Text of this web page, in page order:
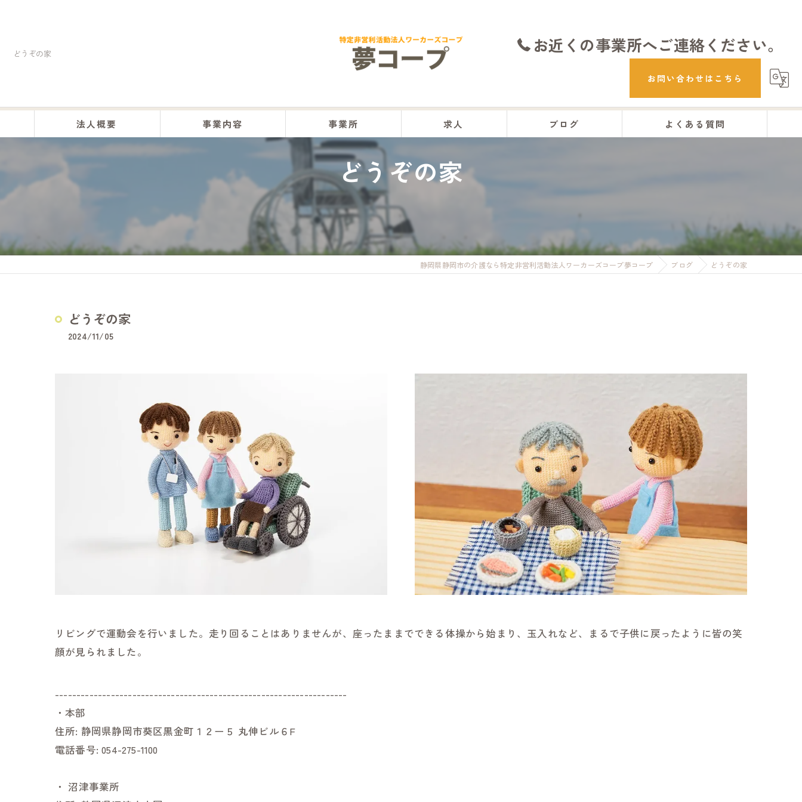
どうぞの家 お近くの事業所へご連絡ください。
お問い合わせはこちら
法人概要 事業内容
訪問介護事業
居宅介護事業
デイサービス
どうぞの家
事業所
本部
沼津事業所
富士事業所
富士宮事業所
清水事業所
求人 ブログ よくある質問
どうぞの家
静岡県静岡市の介護なら特定非営利活動法人ワーカーズコープ夢コープ ブログ どうぞの家
どうぞの家
2024/11/05
リビングで運動会を行いました。走り回ることはありませんが、座ったままでできる体操から始まり、玉入れなど、まるで子供に戻ったように皆の笑
顔が見られました。
--------------------------------------------------------------------
・本部
住所: 静岡県静岡市葵区黒金町１２ー５ 丸伸ビル６F
電話番号:054-275-1100
・ 沼津事業所